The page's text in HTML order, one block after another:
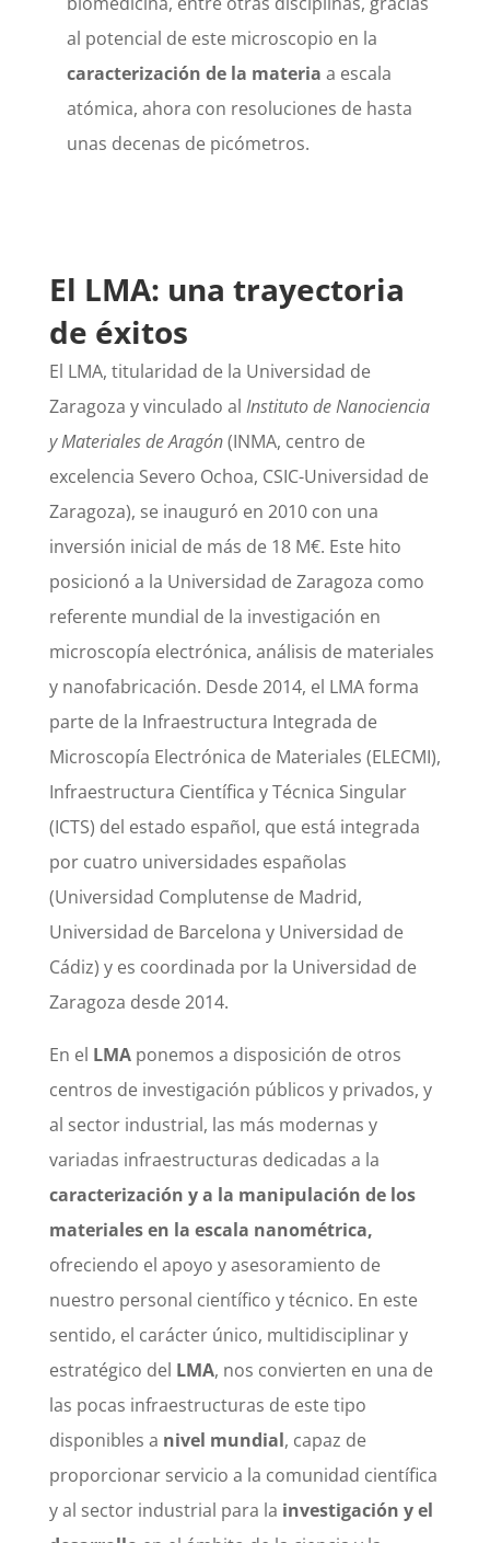
al potencial de este microscopio en la
caracterización de la materia a escala
atómica, ahora con resoluciones de hasta
unas decenas de picómetros.
El LMA: una trayectoria
de éxitos
El LMA, titularidad de la Universidad de
Zaragoza y vinculado al Instituto de Nanociencia
y Materiales de Aragón(INMA, centro de
excelencia Severo Ochoa, CSIC-Universidad de
Zaragoza), se inauguró en 2010 con una
inversión inicial de más de 18 M€. Este hito
posicionó a la Universidad de Zaragoza como
referente mundial de la investigación en
microscopía electrónica, análisis de materiales
y nanofabricación. Desde 2014, el LMA forma
parte de la Infraestructura Integrada de
Microscopía Electrónica de Materiales (ELECMI),
Infraestructura Científica y Técnica Singular
(ICTS) del estado español, que está integrada
por cuatro universidades españolas
(Universidad Complutense de Madrid,
Universidad de Barcelona y Universidad de
Cádiz) y es coordinada por la Universidad de
Zaragoza desde 2014.
En el LMAponemos a disposición de otros
centros de investigación públicos y privados, y
al sector industrial, las más modernas y
variadas infraestructuras dedicadas a la
caracterización y a la manipulación de los
materiales en la escala nanométrica,
ofreciendo el apoyo y asesoramiento de
nuestro personal científico y técnico. En este
sentido, el carácter único, multidisciplinar y
estratégico del LMA, nos convierten en una de
las pocas infraestructuras de este tipo
disponibles a nivel mundial, capaz de
proporcionar servicio a la comunidad científica
y al sector industrial para la investigación y el